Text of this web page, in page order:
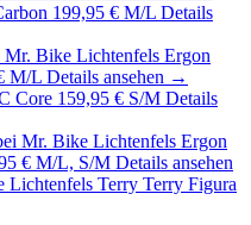
199,95 € M/L Details
Ergon
M/L Details ansehen →
Core 159,95 € S/M Details
Ergon
€ M/L, S/M Details ansehen
Terry Terry Figura